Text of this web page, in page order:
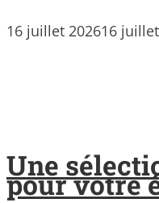
16 juillet 202616
Une
pour votre